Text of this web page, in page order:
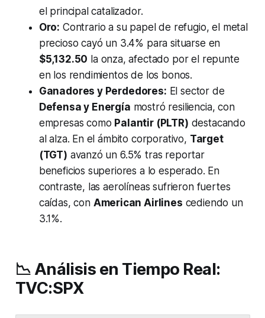
el principal catalizador.
Oro: Contrario a su papel de refugio, el metal
precioso cayó un 3.4% para situarse en
$5,132.50 la onza, afectado por el repunte
en los rendimientos de los bonos.
Ganadores y Perdedores: El sector de
Defensa y Energía mostró resiliencia, con
empresas como Palantir (PLTR) destacando
al alza. En el ámbito corporativo, Target
(TGT) avanzó un 6.5% tras reportar
beneficios superiores a lo esperado. En
contraste, las aerolíneas sufrieron fuertes
caídas, con American Airlines cediendo un
3.1%.
📉 Análisis en Tiempo Real:
TVC:SPX